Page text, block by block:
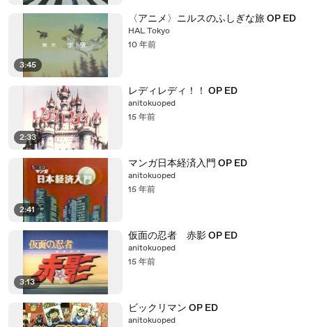
3:45
〈アニメ〉ニルスのふしぎな旅 OP ED
HAL Tokyo
10 年前
2:33
レディレディ！！ OP ED
anitokuoped
15 年前
2:41
マンガ日本経済入門 OP ED
anitokuoped
15 年前
3:13
仮面の忍者 赤影 OP ED
anitokuoped
15 年前
ビックリマン OP ED
anitokuoped